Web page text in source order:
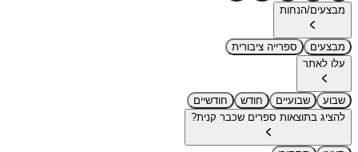
מבצעים/הנחות
מבצעים
ספרייה ציבורית
עלו לאתר
שבוע שבועיים חודש
חודשיים
להציג בתוצאות ספרים שכבר קנית?